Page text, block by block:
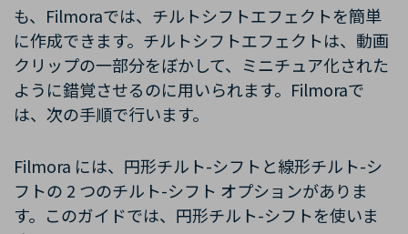
も、Filmoraでは、チルトシフトエフェクトを簡単
に作成できます。チルトシフトエフェクトは、動画
クリップの一部分をぼかして、ミニチュア化された
ように錯覚させるのに用いられます。Filmoraで
は、次の手順で行います。
Filmora には、円形チルト-シフトと線形チルト-シ
フトの 2 つのチルト-シフト オプションがありま
す。このガイドでは、円形チルト-シフトを使いま